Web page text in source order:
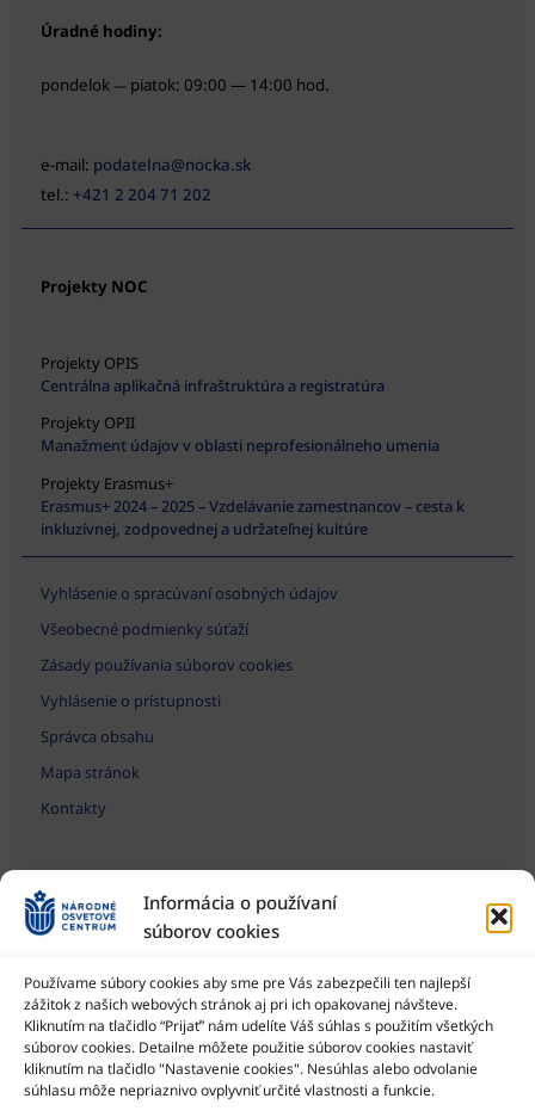
Informácia o používaní
súborov cookies
Používame súbory cookies aby sme pre Vás zabezpečili ten najlepší
zážitok z našich webových stránok aj pri ich opakovanej návšteve.
Kliknutím na tlačidlo “Prijať” nám udelíte Váš súhlas s použitím všetkých
súborov cookies. Detailne môžete použitie súborov cookies nastaviť
kliknutím na tlačidlo "Nastavenie cookies". Nesúhlas alebo odvolanie
súhlasu môže nepriaznivo ovplyvniť určité vlastnosti a funkcie.
Úradné hodiny:
pondelok — piatok: 09:00 — 14:00 hod.
e-mail: podatelna@nocka.sk
tel.: +421 2 204 71 202
Projekty NOC
Projekty OPIS
Centrálna aplikačná infraštruktúra a registratúra
Projekty OPII
Manažment údajov v oblasti neprofesionálneho umenia
Projekty Erasmus+
Erasmus+ 2024 – 2025 – Vzdelávanie zamestnancov – cesta k
inkluzívnej, zodpovednej a udržateľnej kultúre
Vyhlásenie o spracúvaní osobných údajov
Všeobecné podmienky súťaží
Zásady používania súborov cookies
Vyhlásenie o prístupnosti
Správca obsahu
Mapa stránok
Kontakty
Národné osvetové centrum je štátna príspevková organizácia
Ministerstva kultúry SR